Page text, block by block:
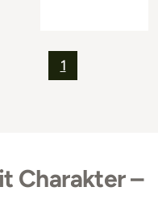
1
Charakter –